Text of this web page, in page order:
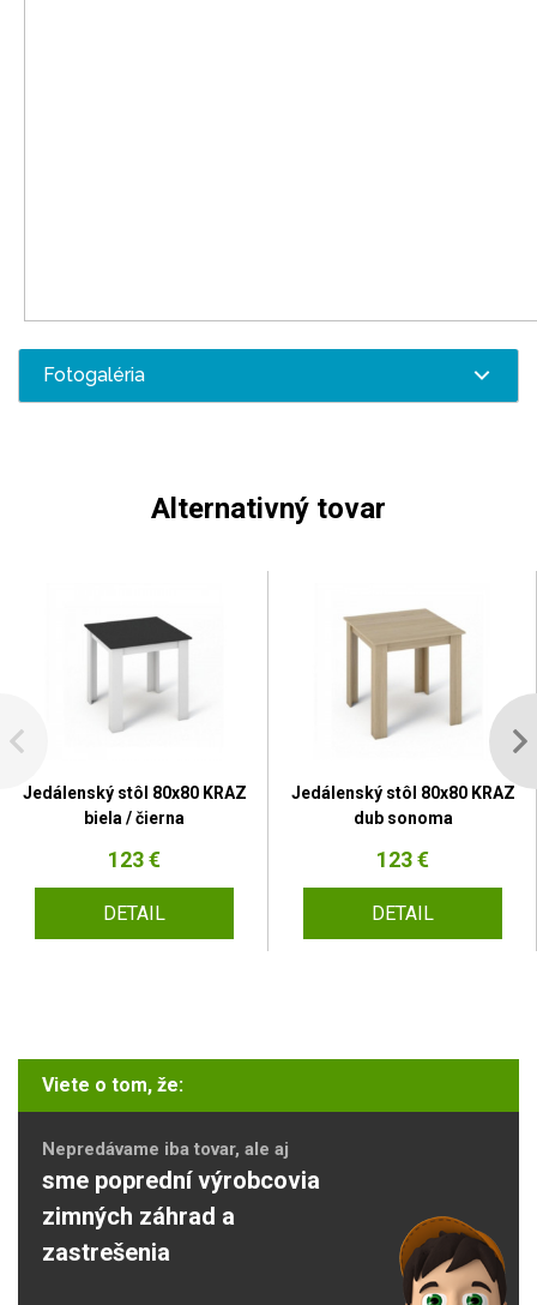
Fotogaléria
Alternativný tovar
Jedálenský stôl 80x80 KRAZ
biela / čierna
123 €
DETAIL
Jedálenský stôl 80x80 KRAZ
dub sonoma
123 €
DETAIL
Viete o tom, že:
Nepredávame iba tovar, ale aj
sme poprední výrobcovia
zimných záhrad a
zastrešenia